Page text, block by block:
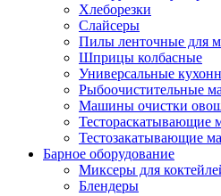
Хлеборезки
Слайсеры
Пилы ленточные для
Шприцы колбасные
Универсальные
Рыбоочистительные
Машины очистки
Тестораскатывающие
Тестозакатывающие
Барное оборудование
Миксеры для
Блендеры